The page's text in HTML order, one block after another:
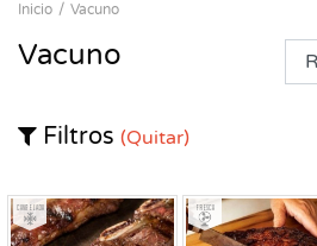
Inicio Vacuno
Vacuno
Filtros (Quitar)
Congelado Fresco